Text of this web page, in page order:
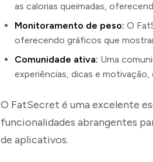
as calorias queimadas,
Monitoramento de peso: O
oferecendo gráficos que
Comunidade ativa: Uma
experiências, dicas e
O FatSecret é uma excelente
funcionalidades abrangentes
de aplicativos.